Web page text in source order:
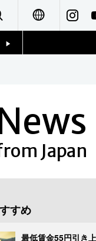
Français
Japan
すめ
最低賃金55円引き